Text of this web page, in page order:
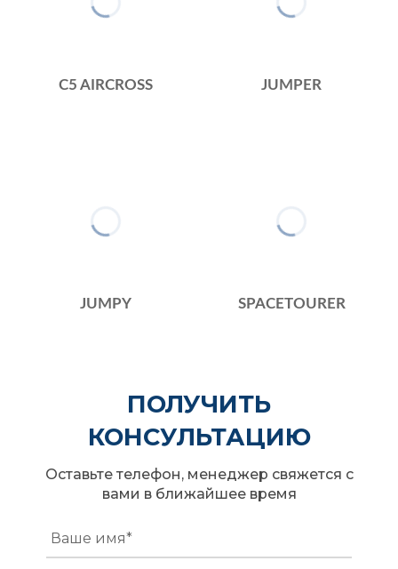
C5 AIRCROSS JUMPER
JUMPY SPACETOURER
ПОЛУЧИТЬ
КОНСУЛЬТАЦИЮ
Оставьте телефон, менеджер свяжется с
вами в ближайшее время
Ваше имя*